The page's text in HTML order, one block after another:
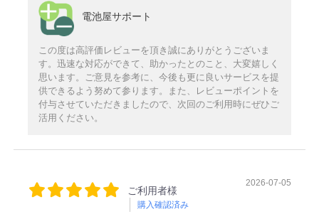
電池屋サポート
この度は高評価レビューを頂き誠にありがとうございま
す。迅速な対応ができて、助かったとのこと、大変嬉しく
思います。ご意見を参考に、今後も更に良いサービスを提
供できるよう努めて参ります。また、レビューポイントを
付与させていただきましたので、次回のご利用時にぜひご
活用ください。
ご利用者様
購入確認済み
2026-07-05